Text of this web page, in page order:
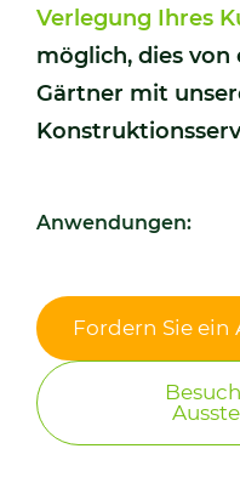
Verlegung Ihres
möglich, dies
Gärtner mit
Anwendungen:
Fordern Sie ein